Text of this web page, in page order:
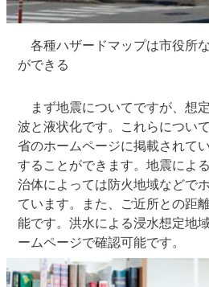
各種ハザードマップは市役所
ができる
まず地震についてですが、想
波と液状化です。これらについ
省のホームページに掲載されて
することができます。地震によ
治体によっては防火地域などで
ています。また、ご近所との距
能です。洪水による浸水想定地
ームページで確認可能です。